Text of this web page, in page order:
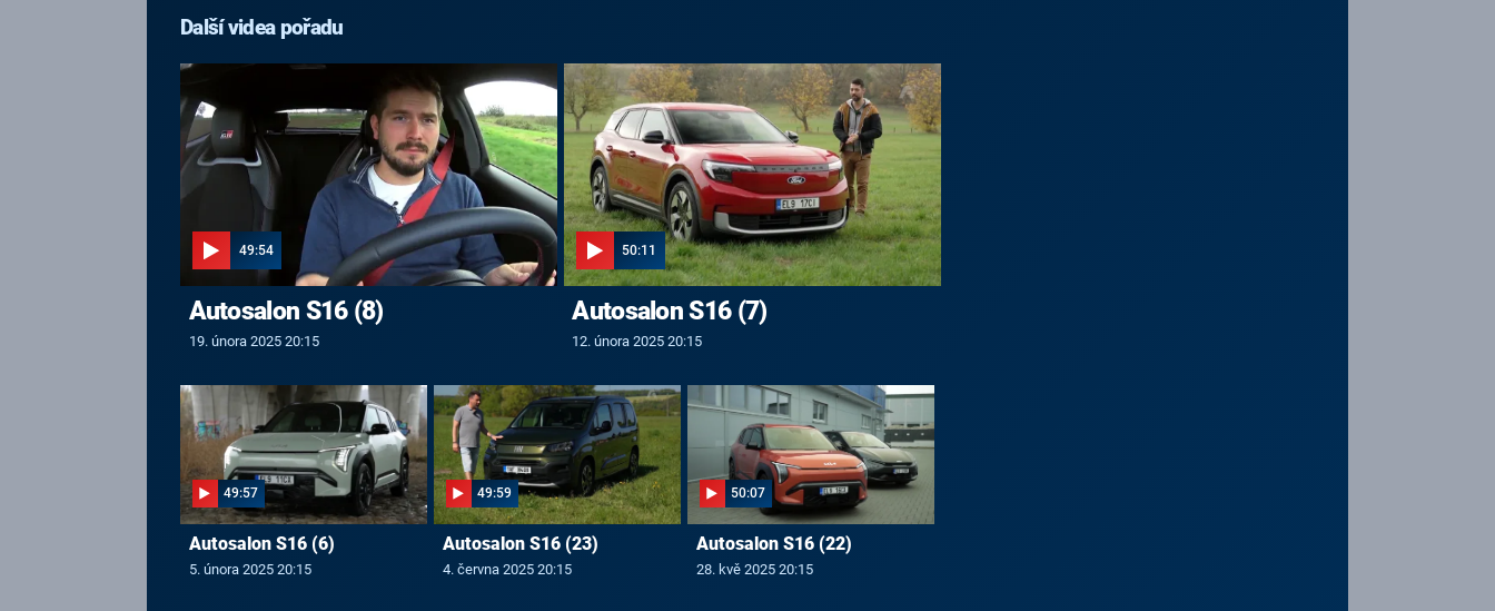
Další videa pořadu
49:54
Autosalon S16 (8)
19. února 2025 20:15
50:11
Autosalon S16 (7)
12. února 2025 20:15
49:57
Autosalon S16 (6)
5. února 2025 20:15
49:59
Autosalon S16 (23)
4. června 2025 20:15
50:07
Autosalon S16 (22)
28. kvě 2025 20:15